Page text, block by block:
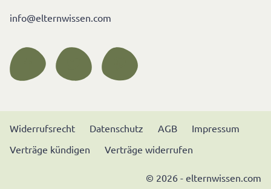
info@elternwissen.com
Widerrufsrecht Datenschutz AGB
Impressum
Verträge kündigen
Verträge widerrufen
© 2026 - elternwissen.com